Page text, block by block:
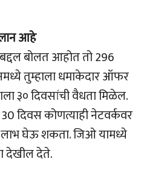
आहे
बोलत आहोत तो 296
तुम्हाला धमाकेदार ऑफर
३० दिवसांची वैधता मिळेल.
दिवस कोणत्याही नेटवर्कवर
लाभ घेऊ शकता. जिओ यामध्ये
देखील देते.